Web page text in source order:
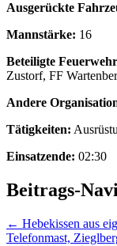
Ausgerückte
Mannstärke: 16
Beteiligte
Zustorf, FF
Andere
Tätigkeiten:
Einsatzende: 02:30
Beitrags-
← Hebekissen aus
Telefonmast,